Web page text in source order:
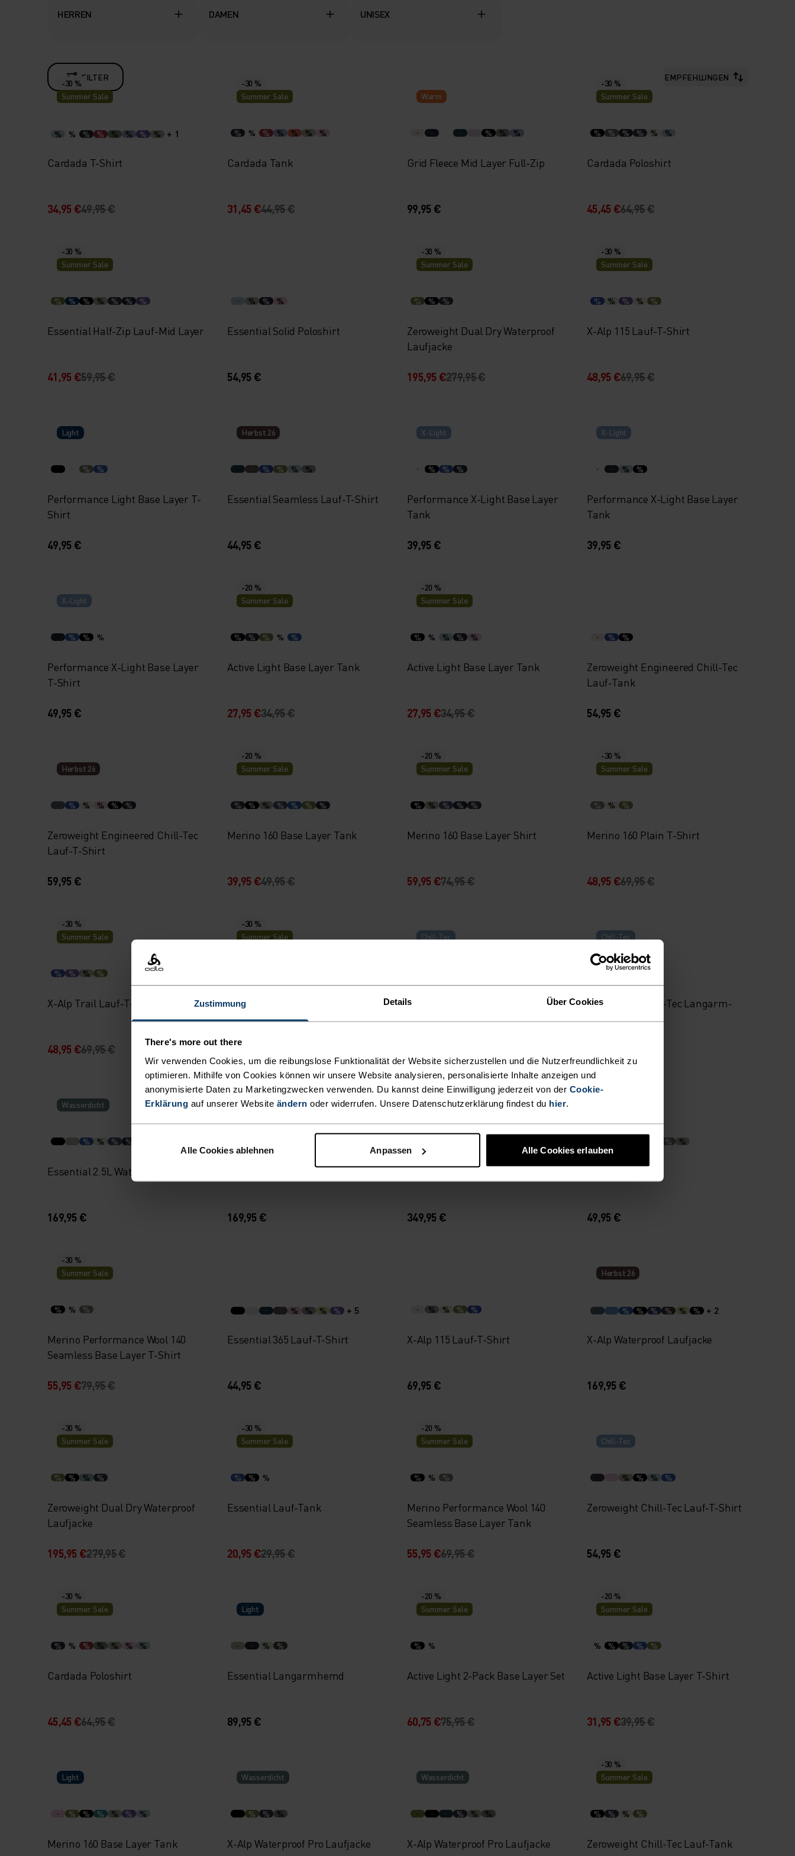
Zustimmung Details Über Cookies
There's more out there
Wir verwenden Cookies, um die reibungslose Funktionalität der Website sicherzustellen und die Nutzerfreundlichkeit zu
optimieren. Mithilfe von Cookies können wir unsere Website analysieren, personalisierte Inhalte anzeigen und
anonymisierte Daten zu Marketingzwecken verwenden. Du kannst deine Einwilligung jederzeit von der Cookie-
Erklärung auf unserer Website ändern oder widerrufen. Unsere Datenschutzerklärung findest du hier.
Alle Cookies ablehnen Anpassen Alle Cookies erlauben
HERREN DAMEN UNISEX
FILTER EMPFEHLUNGEN
-30 %
Summer Sale
% % % % % % % % + 1
Cardada T-Shirt
34,95 €49,95 €
-30 %
Summer Sale
% % % % % % %
Cardada Tank
31,45 €44,95 €
Warm
% % %
Grid Fleece Mid Layer Full-Zip
99,95 €
-30 %
Summer Sale
% % % % % %
Cardada Poloshirt
45,45 €64,95 €
-30 %
Summer Sale
% % % % % % %
Essential Half-Zip Lauf-Mid Layer
41,95 €59,95 €
% % %
Essential Solid Poloshirt
54,95 €
-30 %
Summer Sale
% % %
Zeroweight Dual Dry Waterproof
Laufjacke
195,95 €279,95 €
-30 %
Summer Sale
% % % % %
X-Alp 115 Lauf-T-Shirt
48,95 €69,95 €
Light
% %
Performance Light Base Layer T-
Shirt
49,95 €
Herbst 26
% % % %
Essential Seamless Lauf-T-Shirt
44,95 €
X-Light
% % %
Performance X-Light Base Layer
Tank
39,95 €
X-Light
% %
Performance X-Light Base Layer
Tank
39,95 €
X-Light
% % %
Performance X-Light Base Layer
T-Shirt
49,95 €
-20 %
Summer Sale
% % % % %
Active Light Base Layer Tank
27,95 €34,95 €
-20 %
Summer Sale
% % % % %
Active Light Base Layer Tank
27,95 €34,95 €
% %
Zeroweight Engineered Chill-Tec
Lauf-Tank
54,95 €
Herbst 26
% % % % %
Zeroweight Engineered Chill-Tec
Lauf-T-Shirt
59,95 €
-20 %
Summer Sale
% % % % % % %
Merino 160 Base Layer Tank
39,95 €49,95 €
-20 %
Summer Sale
% % % % %
Merino 160 Base Layer Shirt
59,95 €74,95 €
-30 %
Summer Sale
% % %
Merino 160 Plain T-Shirt
48,95 €69,95 €
-30 %
Summer Sale
% % % %
X-Alp Trail Lauf-T-Shirt
48,95 €69,95 €
-30 %
Summer Sale
X-Alp Trail Lauf-T-Shirt
48,95 €
Chill-Tec
Zeroweight Chill-Tec Langarm-
Laufshirt
Chill-Tec
% %
Zeroweight Chill-Tec Langarm-
Laufshirt
Wasserdicht
% % % %
Essential 2.5L Waterproof Jacke
169,95 €
Wasserdicht
Essential 2.5L Waterproof Jacke
169,95 €
Wasserdicht
Ascent 3L Waterproof Jacke
349,95 €
% %
Cardada T-Shirt
49,95 €
-30 %
Summer Sale
% % %
Merino Performance Wool 140
Seamless Base Layer T-Shirt
55,95 €79,95 €
% % % % + 5
Essential 365 Lauf-T-Shirt
44,95 €
% % % %
X-Alp 115 Lauf-T-Shirt
69,95 €
Herbst 26
% % % % % % + 2
X-Alp Waterproof Laufjacke
169,95 €
-30 %
Summer Sale
% % % %
Zeroweight Dual Dry Waterproof
Laufjacke
195,95 €279,95 €
-30 %
Summer Sale
% % %
Essential Lauf-Tank
20,95 €29,95 €
-20 %
Summer Sale
% % %
Merino Performance Wool 140
Seamless Base Layer Tank
55,95 €69,95 €
Chill-Tec
% % % %
Zeroweight Chill-Tec Lauf-T-Shirt
54,95 €
-30 %
Summer Sale
% % % % % % %
Cardada Poloshirt
45,45 €64,95 €
Light
% %
Essential Langarmhemd
89,95 €
-20 %
Summer Sale
% %
Active Light 2-Pack Base Layer Set
60,75 €75,95 €
-20 %
Summer Sale
% % % % %
Active Light Base Layer T-Shirt
31,95 €39,95 €
Light
% % % % % %
Merino 160 Base Layer Tank
Wasserdicht
% % %
X-Alp Waterproof Pro Laufjacke
Wasserdicht
% % %
X-Alp Waterproof Pro Laufjacke
-30 %
Summer Sale
% % % %
Zeroweight Chill-Tec Lauf-Tank